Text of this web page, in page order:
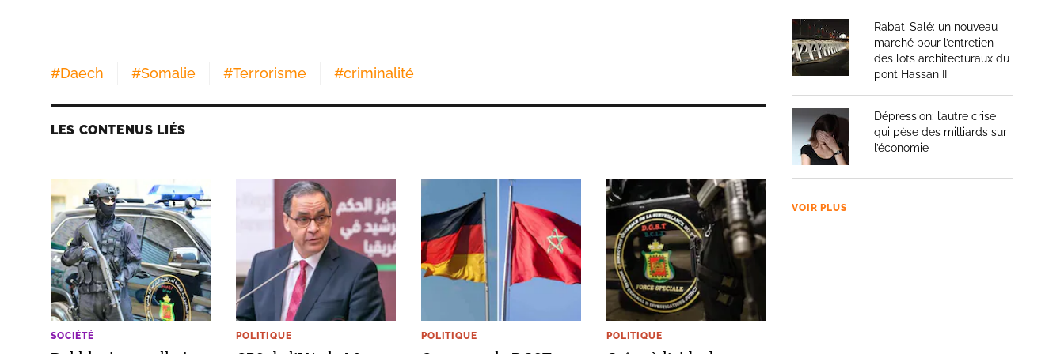
#Daech #Somalie #Terrorisme #criminalité
LES CONTENUS LIÉS
SOCIÉTÉ POLITIQUE POLITIQUE POLITIQUE
Rabat-Salé: un nouveau
marché pour l’entretien
des lots architecturaux du
pont Hassan II
Dépression: l’autre crise
qui pèse des milliards sur
l’économie
VOIR PLUS